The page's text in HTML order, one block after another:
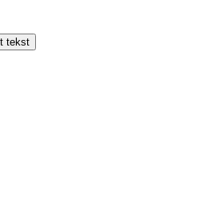
tekst